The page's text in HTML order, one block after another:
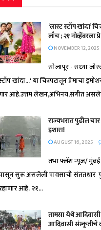
‘लास्ट स्टॉप खांदा’
लाँच ; २१ नोव्हेंबरला
NOVEMBER 12, 2025
सोलापूर - सध्या
खांदा...' या चित्रपटातून प्रेमाचा
आहे.उत्तम लेखन,अभिनय,संगीत
राज्यभरात पुढील
इशारा!
AUGUST 16, 2025
तभा फ्लॅश न्यूज/ मुंबई
सुरू असलेली पावसाची संततधार
आहे. २१...
तामसा येथे आदिवासी
आदिवासी संस्कृतीचे